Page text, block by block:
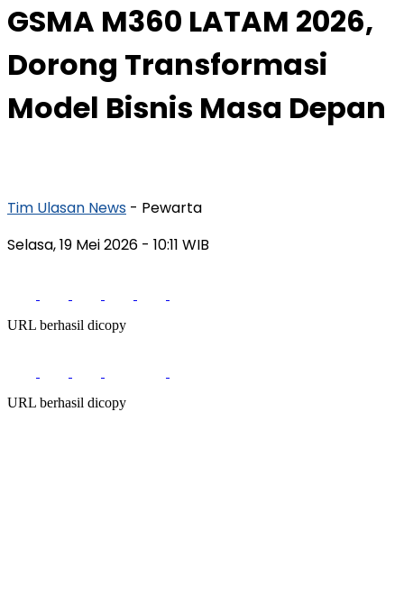
GSMA M360 LATAM 2026,
Dorong Transformasi
Model Bisnis Masa Depan
Tim Ulasan News - Pewarta
Selasa, 19 Mei 2026 - 10:11 WIB
URL berhasil dicopy
URL berhasil dicopy